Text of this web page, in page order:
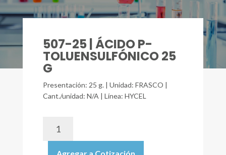
507-25 | ÁCIDO P-
TOLUENSULFÓNICO 25
G
Presentación: 25 g. | Unidad: FRASCO |
Cant./unidad: N/A | Línea: HYCEL